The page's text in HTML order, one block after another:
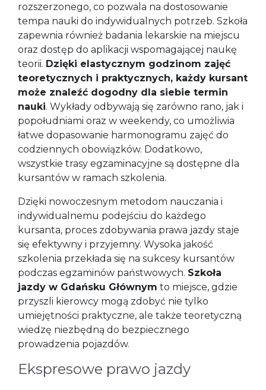
rozszerzonego, co pozwala na dostosowanie
tempa nauki do indywidualnych potrzeb. Szkoła
zapewnia również badania lekarskie na miejscu
oraz dostęp do aplikacji wspomagającej naukę
teorii. Dzięki elastycznym godzinom zajęć
teoretycznych i praktycznych, każdy kursant
może znaleźć dogodny dla siebie termin
nauki. Wykłady odbywają się zarówno rano, jak i
popołudniami oraz w weekendy, co umożliwia
łatwe dopasowanie harmonogramu zajęć do
codziennych obowiązków. Dodatkowo,
wszystkie trasy egzaminacyjne są dostępne dla
kursantów w ramach szkolenia.
Dzięki nowoczesnym metodom nauczania i
indywidualnemu podejściu do każdego
kursanta, proces zdobywania prawa jazdy staje
się efektywny i przyjemny. Wysoka jakość
szkolenia przekłada się na sukcesy kursantów
podczas egzaminów państwowych. Szkoła
jazdy w Gdańsku Głównym to miejsce, gdzie
przyszli kierowcy mogą zdobyć nie tylko
umiejętności praktyczne, ale także teoretyczną
wiedzę niezbędną do bezpiecznego
prowadzenia pojazdów.
Ekspresowe prawo jazdy